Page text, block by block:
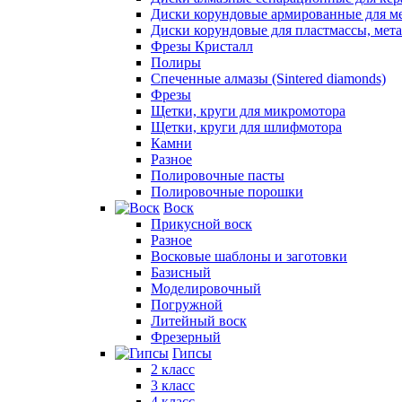
Диски корундовые армированные для
Диски корундовые для пластмассы,
Фрезы Кристалл
Полиры
Спеченные алмазы (Sintered diamonds)
Фрезы
Щетки, круги для микромотора
Щетки, круги для шлифмотора
Камни
Разное
Полировочные пасты
Полировочные порошки
Воск
Прикусной воск
Разное
Восковые шаблоны и заготовки
Базисный
Моделировочный
Погружной
Литейный воск
Фрезерный
Гипсы
2 класс
3 класс